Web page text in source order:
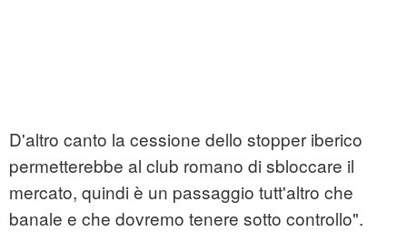
D'altro canto la cessione dello stopper iberico
permetterebbe al club romano di sbloccare il
mercato, quindi è un passaggio tutt'altro che
banale e che dovremo tenere sotto controllo".